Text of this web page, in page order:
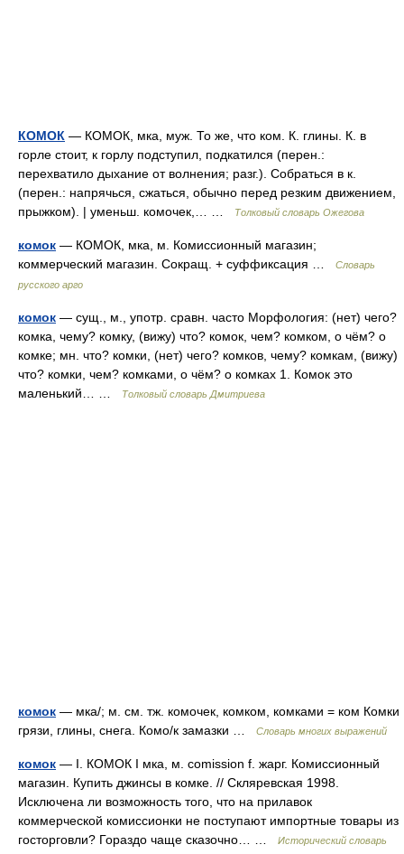
КОМОК — КОМОК, мка, муж. То же, что ком. К. глины. К. в
горле стоит, к горлу подступил, подкатился (перен.:
перехватило дыхание от волнения; разг.). Собраться в к.
(перен.: напрячься, сжаться, обычно перед резким движением,
прыжком). | уменьш. комочек,… …
Толковый словарь Ожегова
комок — КОМОК, мка, м. Комиссионный магазин;
коммерческий магазин. Сокращ. + суффиксация …
Словарь
русского арго
комок — сущ., м., употр. сравн. часто Морфология: (нет) чего?
комка, чему? комку, (вижу) что? комок, чем? комком, о чём? о
комке; мн. что? комки, (нет) чего? комков, чему? комкам, (вижу)
что? комки, чем? комками, о чём? о комках 1. Комок это
маленький… …
Толковый словарь Дмитриева
комок — мка/; м. см. тж. комочек, комком, комками = ком Комки
грязи, глины, снега. Комо/к замазки …
Словарь многих выражений
комок — I. КОМОК I мка, м. comission f. жарг. Комиссионный
магазин. Купить джинсы в комке. // Скляревская 1998.
Исключена ли возможность того, что на прилавок
коммерческой комиссионки не поступают импортные товары из
госторговли? Гораздо чаще сказочно… …
Исторический словарь